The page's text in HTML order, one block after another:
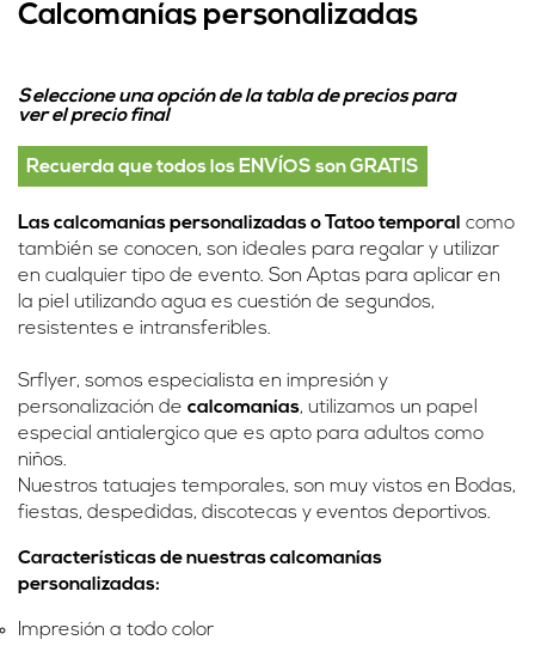
Calcomanías personalizadas
Seleccione una opción de la tabla de precios para
ver el precio final
Recuerda que todos los ENVÍOS son GRATIS
Las calcomanías personalizadas o Tatoo temporal como
también se conocen, son ideales para regalar y utilizar
en cualquier tipo de evento. Son Aptas para aplicar en
la piel utilizando agua es cuestión de segundos,
resistentes e intransferibles.
Srflyer, somos especialista en impresión y
personalización de calcomanías, utilizamos un papel
especial antialergico que es apto para adultos como
niños.
Nuestros tatuajes temporales, son muy vistos en Bodas,
fiestas, despedidas, discotecas y eventos deportivos.
Características de nuestras calcomanías
personalizadas:
Impresión a todo color